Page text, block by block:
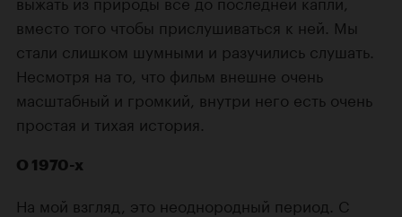
вместо того чтобы прислушиваться к ней. Мы
стали слишком шумными и разучились слушать.
Несмотря на то, что фильм внешне очень
масштабный и громкий, внутри него есть очень
простая и тихая история.
О 1970-х
На мой взгляд, это неоднородный период. С